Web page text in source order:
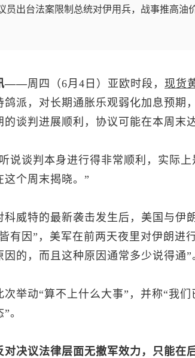
员出台法案限制总统对伊用兵，战事推高油
——周四（6月4日）亚欧时段， 现货
鸽派，对长期通胀乐观弱化加息预期
的谈判进展顺利，协议可能在本周末
说谈判本身进行得非常顺利，实际
这个周末揭晓。”
科威特的最新袭击发生后，美国与伊
有因”，美军在前两天夜里对伊朗进
的，而且这种原因通常多少说得通”
次举动“算不上什么大事”，并称“我
。
对决议法律层面无撤军效力，只能在